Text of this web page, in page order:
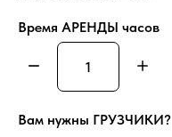
Время АРЕНДЫ часов
Вам нужны ГРУЗЧИКИ?